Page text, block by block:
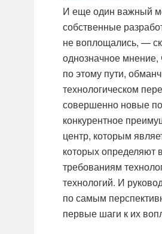
И еще один важный
собственные
не воплощались, —
однозначное мнение,
по этому пути,
технологическом
совершенно новые
конкурентное
центр, которым
которых определяют
требованиям
технологий. И
по самым
первые шаги к их